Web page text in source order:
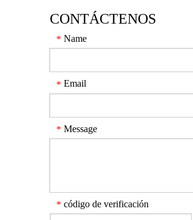
CONTÁCTENOS
* Name
* Email
* Message
* código de verificación